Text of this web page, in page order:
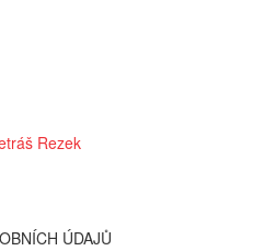
Rezek
ÚDAJŮ